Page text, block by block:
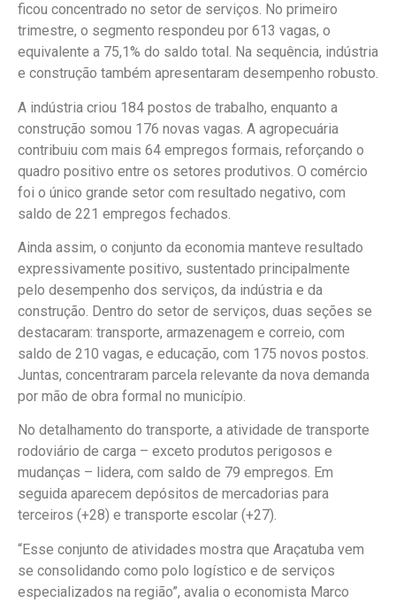
ficou concentrado no setor de serviços. No primeiro
trimestre, o segmento respondeu por 613 vagas, o
equivalente a 75,1% do saldo total. Na sequência, indústria
e construção também apresentaram desempenho robusto.
A indústria criou 184 postos de trabalho, enquanto a
construção somou 176 novas vagas. A agropecuária
contribuiu com mais 64 empregos formais, reforçando o
quadro positivo entre os setores produtivos. O comércio
foi o único grande setor com resultado negativo, com
saldo de 221 empregos fechados.
Ainda assim, o conjunto da economia manteve resultado
expressivamente positivo, sustentado principalmente
pelo desempenho dos serviços, da indústria e da
construção. Dentro do setor de serviços, duas seções se
destacaram: transporte, armazenagem e correio, com
saldo de 210 vagas, e educação, com 175 novos postos.
Juntas, concentraram parcela relevante da nova demanda
por mão de obra formal no município.
No detalhamento do transporte, a atividade de transporte
rodoviário de carga – exceto produtos perigosos e
mudanças – lidera, com saldo de 79 empregos. Em
seguida aparecem depósitos de mercadorias para
terceiros (+28) e transporte escolar (+27).
“Esse conjunto de atividades mostra que Araçatuba vem
se consolidando como polo logístico e de serviços
especializados na região”, avalia o economista Marco